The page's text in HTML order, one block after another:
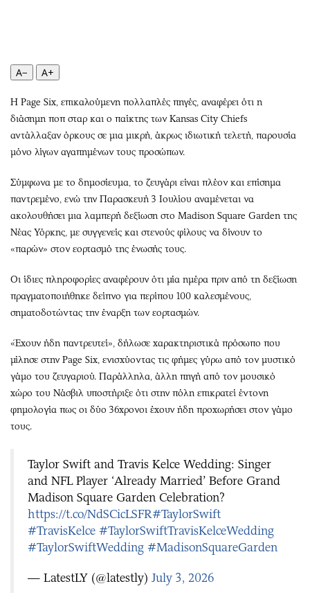
Παράξενα
Πολιτισμός
Σινεμά
Θέατρο-Χορός
Μουσική
Βιβλίο
Χειρόγραφα
Wine routes
Podcasts
Uncut
Προσωπικότητες στην ''Κ''
Επιστολές
A− A+
Η Page Six, επικαλούμενη πολλαπλές πηγές, αναφέρει ότι η
διάσημη ποπ σταρ και ο παίκτης των Kansas City Chiefs
αντάλλαξαν όρκους σε μια μικρή, άκρως ιδιωτική τελετή, παρουσία
μόνο λίγων αγαπημένων τους προσώπων.
Σύμφωνα με το δημοσίευμα, το ζευγάρι είναι πλέον και επίσημα
παντρεμένο, ενώ την Παρασκευή 3 Ιουλίου αναμένεται να
ακολουθήσει μια λαμπερή δεξίωση στο Madison Square Garden της
Νέας Υόρκης, με συγγενείς και στενούς φίλους να δίνουν το
«παρών» στον εορτασμό της ένωσής τους.
Οι ίδιες πληροφορίες αναφέρουν ότι μία ημέρα πριν από τη δεξίωση
πραγματοποιήθηκε δείπνο για περίπου 100 καλεσμένους,
σηματοδοτώντας την έναρξη των εορτασμών.
«Έχουν ήδη παντρευτεί», δήλωσε χαρακτηριστικά πρόσωπο που
μίλησε στην Page Six, ενισχύοντας τις φήμες γύρω από τον μυστικό
γάμο του ζευγαριού. Παράλληλα, άλλη πηγή από τον μουσικό
χώρο του Νάσβιλ υποστήριξε ότι στην πόλη επικρατεί έντονη
φημολογία πως οι δύο 36χρονοι έχουν ήδη προχωρήσει στον γάμο
τους.
Taylor Swift and Travis Kelce Wedding: Singer
and NFL Player ‘Already Married’ Before Grand
Madison Square Garden Celebration?
https://t.co/NdSCicLSFR#TaylorSwift
#TravisKelce #TaylorSwiftTravisKelceWedding
#TaylorSwiftWedding #MadisonSquareGarden
— LatestLY (@latestly) July 3, 2026